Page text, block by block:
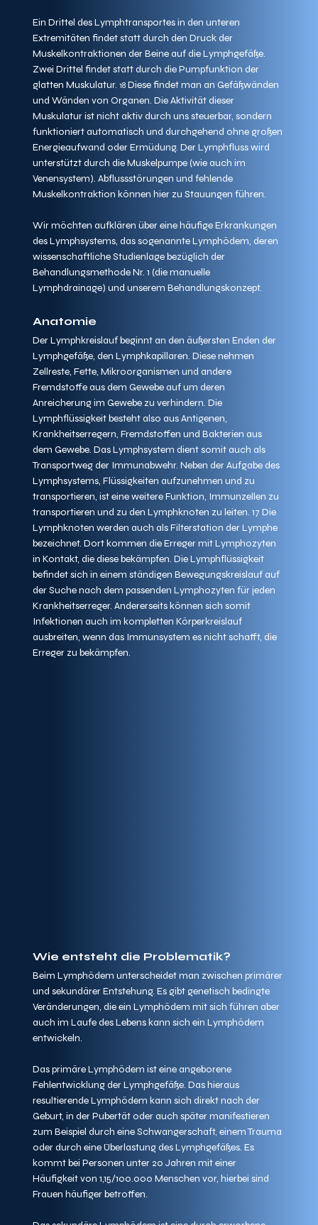
Ein Drittel des Lymphtransportes in den unteren
Extremitäten findet statt durch den Druck der
Muskelkontraktionen der Beine auf die Lymphgefäße.
Zwei Drittel findet statt durch die Pumpfunktion der
glatten Muskulatur. 18 Diese findet man an Gefäßwänden
und Wänden von Organen. Die Aktivität dieser
Muskulatur ist nicht aktiv durch uns steuerbar, sondern
funktioniert automatisch und durchgehend ohne großen
Energieaufwand oder Ermüdung. Der Lymphfluss wird
unterstützt durch die Muskelpumpe (wie auch im
Venensystem). Abflussstörungen und fehlende
Muskelkontraktion können hier zu Stauungen führen.
Wir möchten aufklären über eine häufige Erkrankungen
des Lymphsystems, das sogenannte Lymphödem, deren
wissenschaftliche Studienlage bezüglich der
Behandlungsmethode Nr. 1 (die manuelle
Lymphdrainage) und unserem Behandlungskonzept.
Anatomie
Der Lymphkreislauf beginnt an den äußersten Enden der
Lymphgefäße, den Lymphkapillaren. Diese nehmen
Zellreste, Fette, Mikroorganismen und andere
Fremdstoffe aus dem Gewebe auf um deren
Anreicherung im Gewebe zu verhindern. Die
Lymphflüssigkeit besteht also aus Antigenen,
Krankheitserregern, Fremdstoffen und Bakterien aus
dem Gewebe. Das Lymphsystem dient somit auch als
Transportweg der Immunabwehr. Neben der Aufgabe des
Lymphsystems, Flüssigkeiten aufzunehmen und zu
transportieren, ist eine weitere Funktion, Immunzellen zu
transportieren und zu den Lymphknoten zu leiten. 17 Die
Lymphknoten werden auch als Filterstation der Lymphe
bezeichnet. Dort kommen die Erreger mit Lymphozyten
in Kontakt, die diese bekämpfen. Die Lymphflüssigkeit
befindet sich in einem ständigen Bewegungskreislauf auf
der Suche nach dem passenden Lymphozyten für jeden
Krankheitserreger. Andererseits können sich somit
Infektionen auch im kompletten Körperkreislauf
ausbreiten, wenn das Immunsystem es nicht schafft, die
Erreger zu bekämpfen.
Wie entsteht die Problematik?
Beim Lymphödem unterscheidet man zwischen primärer
und sekundärer Entstehung. Es gibt genetisch bedingte
Veränderungen, die ein Lymphödem mit sich führen aber
auch im Laufe des Lebens kann sich ein Lymphödem
entwickeln.
Das primäre Lymphödem ist eine angeborene
Fehlentwicklung der Lymphgefäße. Das hieraus
resultierende Lymphödem kann sich direkt nach der
Geburt, in der Pubertät oder auch später manifestieren
zum Beispiel durch eine Schwangerschaft, einem Trauma
oder durch eine Überlastung des Lymphgefäßes. Es
kommt bei Personen unter 20 Jahren mit einer
Häufigkeit von 1,15/100.000 Menschen vor, hierbei sind
Frauen häufiger betroffen.